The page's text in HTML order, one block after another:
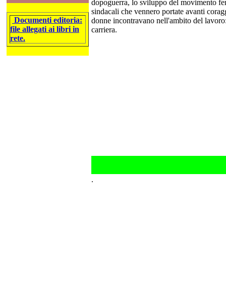
Documenti editoria:
file allegati ai libri in
rete.
dopoguerra, lo sviluppo del movimento
sindacali che vennero portate avanti
donne incontravano nell'ambito del
carriera.
.